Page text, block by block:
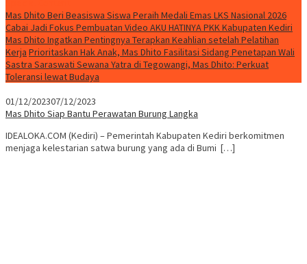
Mas Dhito Beri Beasiswa Siswa Peraih Medali Emas LKS Nasional 2026
Cabai Jadi Fokus Pembuatan Video AKU HATINYA PKK Kabupaten Kediri
Mas Dhito Ingatkan Pentingnya Terapkan Keahlian setelah Pelatihan
Kerja Prioritaskan Hak Anak, Mas Dhito Fasilitasi Sidang Penetapan Wali
Sastra Saraswati Sewana Yatra di Tegowangi, Mas Dhito: Perkuat
Toleransi lewat Budaya
01/12/202307/12/2023
Mas Dhito Siap Bantu Perawatan Burung Langka
IDEALOKA.COM (Kediri) – Pemerintah Kabupaten Kediri berkomitmen
menjaga kelestarian satwa burung yang ada di Bumi […]